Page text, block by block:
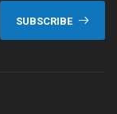
SUBSCRIBE